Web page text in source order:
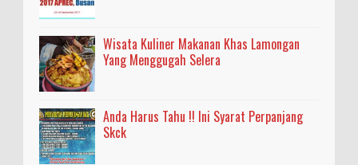
Wisata Kuliner Makanan Khas Lamongan
Yang Menggugah Selera
Anda Harus Tahu !! Ini Syarat Perpanjang
Skck